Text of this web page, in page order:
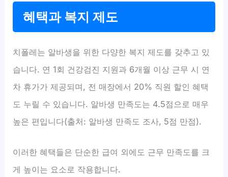
혜택과 복지 제도
치폴레는 알바생을 위한 다양한 복지 제도를 갖추고 있
습니다. 연 1회 건강검진 지원과 6개월 이상 근무 시 연
차 휴가가 제공되며, 전 매장에서 20% 직원 할인 혜택
도 누릴 수 있습니다. 알바생 만족도는 4.5점으로 매우
높은 편입니다(출처: 알바생 만족도 조사, 5점 만점).
이러한 혜택들은 단순한 급여 외에도 근무 만족도를 크
게 높이는 요소로 작용합니다.